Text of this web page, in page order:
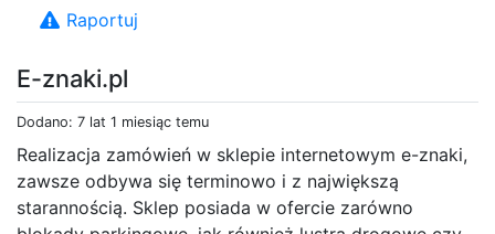
E-znaki.pl
Dodano: 7 lat 1 miesiąc temu
Realizacja zamówień w sklepie internetowym e-znaki,
zawsze odbywa się terminowo i z największą
starannością. Sklep posiada w ofercie zarówno
Raportuj